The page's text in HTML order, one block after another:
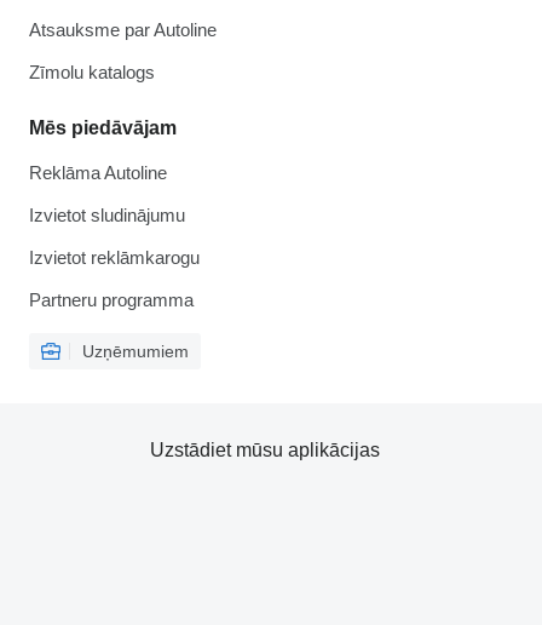
Atsauksme par Autoline
Zīmolu katalogs
Mēs piedāvājam
Reklāma Autoline
Izvietot sludinājumu
Izvietot reklāmkarogu
Partneru programma
Uzņēmumiem
Uzstādiet mūsu aplikācijas